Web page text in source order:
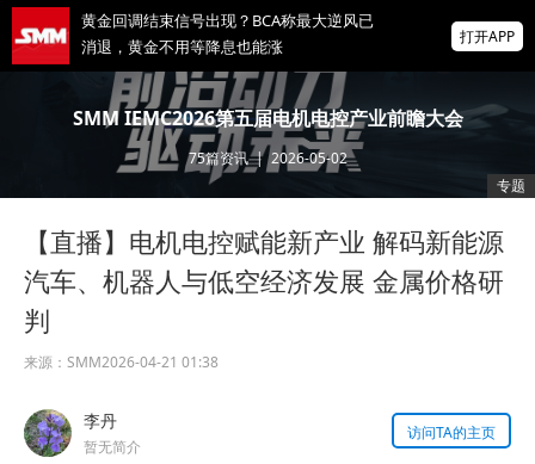
黄金回调结束信号出现？BCA称最大逆风已
消退，黄金不用等降息也能涨
今晚非农来袭！华尔街预测“打架”：1.8万还
是8万人？市场押注大波动
磷酸铁锂+钠离子电池！河北沧州
100MW/400MWh混合储能EPC招标
掌上有色
为有色行业打造的神器
打开APP
SMM IEMC2026第五届电机电控产业前瞻大会
75篇资讯|2026-05-02
专题
【直播】电机电控赋能新产业 解码新能源
汽车、机器人与低空经济发展 金属价格研
判
来源： SMM2026-04-21 01:38
李丹
暂无简介
访问TA的主页